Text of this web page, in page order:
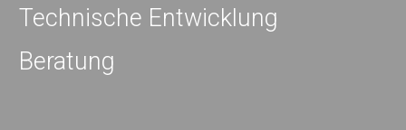
Technische Entwicklung
Beratung